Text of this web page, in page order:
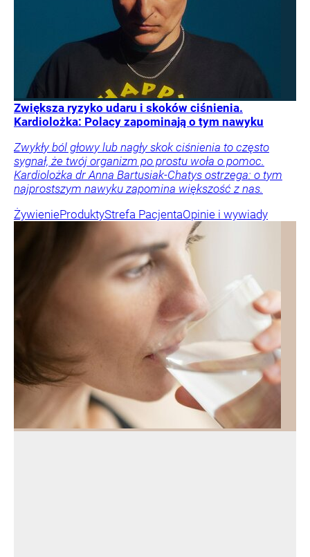
Zwiększa ryzyko udaru i skoków ciśnienia.
Kardiolożka: Polacy zapominają o tym nawyku
Zwykły ból głowy lub nagły skok ciśnienia to często
sygnał, że twój organizm po prostu woła o pomoc.
Kardiolożka dr Anna Bartusiak-Chatys ostrzega: o tym
najprostszym nawyku zapomina większość z nas.
ŻywienieProduktyStrefa PacjentaOpinie i wywiady